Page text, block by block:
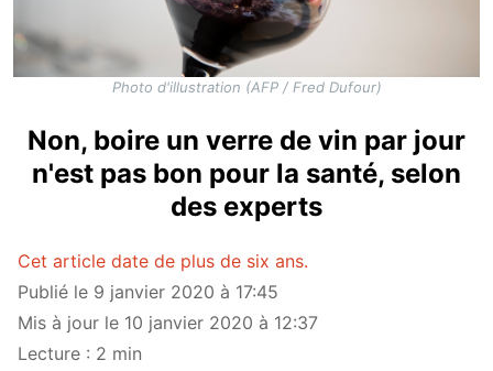
Photo d'illustration (AFP / Fred Dufour)
Non, boire un verre de vin par jour
n'est pas bon pour la santé, selon
des experts
Cet article date de plus de six ans.
Publié le 9 janvier 2020 à 17:45
Mis à jour le 10 janvier 2020 à 12:37
Lecture : 2 min